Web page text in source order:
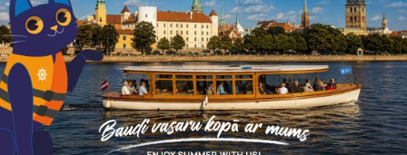
Rebeka
Bootsverleih: 210 EUR (1h)
Laima
Bootsverleih: 250 EUR (1h)